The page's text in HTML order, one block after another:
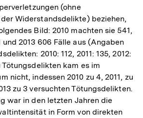
(ohne
Widerstandsdelikte) beziehen,
Bild: 2010 machten sie 541,
und 2013 606 Fälle aus (Angaben
2010: 112, 2011: 135, 2012:
Tötungsdelikten kam es im
nicht, indessen 2010 zu 4, 2011, zu
zu 3 versuchten Tötungsdelikten.
war in den letzten Jahren die
in Form von direkten